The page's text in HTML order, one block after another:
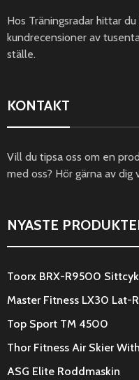
Hos Träningsradar hittar
kundrecensioner av
ställe.
KONTAKT
Vill du tipsa oss om en
med oss? Hör gärna av dig
NYASTE
Toorx BRX-R9500
Master Fitness LX30 Lat-
Top Sport TM 4500
Thor Fitness Air Skier
ASG Elite Roddmaskin